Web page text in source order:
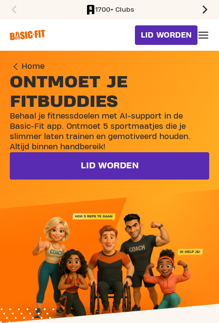
1700+ Clubs
LID WORDEN
Home
ONTMOET JE
FITBUDDIES
Behaal je fitnessdoelen met AI-support in de
Basic-Fit app. Ontmoet 5 sportmaatjes die je
slimmer laten trainen en gemotiveerd houden.
Altijd binnen handbereik!
LID WORDEN